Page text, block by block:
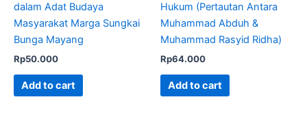
dalam Adat Budaya
Masyarakat Marga Sungkai
Bunga Mayang
Rp50.000
Add to cart
Hukum (Pertautan Antara
Muhammad Abduh &
Muhammad Rasyid Ridha)
Rp64.000
Add to cart